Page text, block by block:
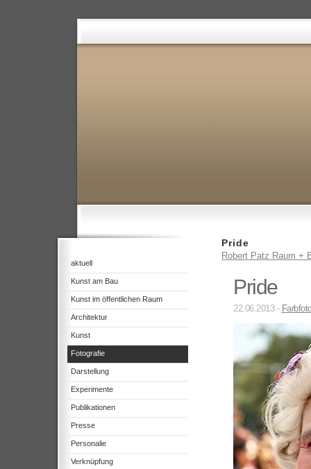
aktuell
Kunst am Bau
Kunst im öffentlichen Raum
Architektur
Kunst
Fotografie
Darstellung
Experimente
Publikationen
Presse
Personalie
Verknüpfung
Pride
Robert Patz Raum +
Pride
22.06.2013 -